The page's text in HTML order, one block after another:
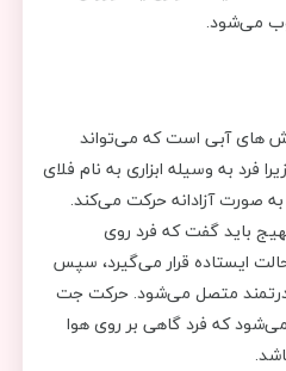
می‌شود.
های آبی است که می‌تواند
فرد به وسیله ابزاری به نام فلای
به صورت آزادانه حرکت می‌کند.
باید گفت که فرد روی
ایستاده قرار می‌گیرد، سپس
متصل می‌شود. حرکت جت
که فرد گاهی بر روی هوا